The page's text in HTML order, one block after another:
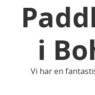
i
Vi har en